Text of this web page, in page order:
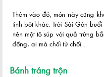
Thêm vào đó, món này cũng
tinh bột khác. Trời Sài Gòn
nên một tô súp với quả trứng
đồng, ai mà chối từ chối .
Bánh tráng trộn